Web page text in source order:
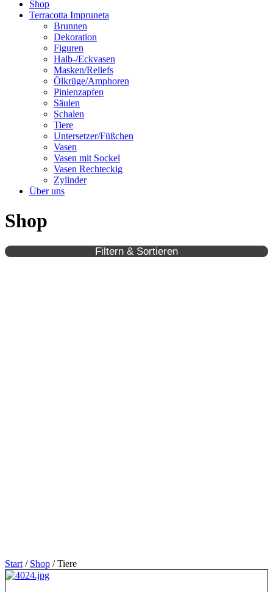
Shop
Terracotta Impruneta
Brunnen
Dekoration
Figuren
Halb-/Eckvasen
Masken/Reliefs
Ölkrüge/Amphoren
Pinienzapfen
Säulen
Schalen
Tiere
Untersetzer/Füßchen
Vasen
Vasen mit Sockel
Vasen Rechteckig
Zylinder
Über uns
Shop
Filtern & Sortieren
Start / Shop / Tiere